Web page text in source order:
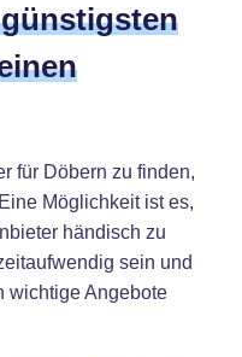
für Döbern zu finden,
Möglichkeit ist es,
händisch zu
sein und
wichtige Angebote